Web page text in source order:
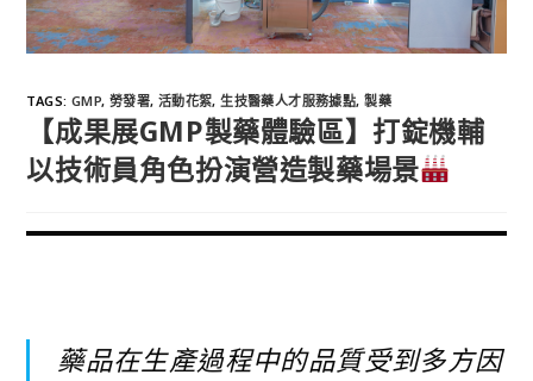
TAGS: GMP, 勞發署, 活動花絮, 生技醫藥人才服務據點, 製藥
【成果展GMP製藥體驗區】打錠機輔
以技術員角色扮演營造製藥場景
藥品在生產過程中的品質受到多方因